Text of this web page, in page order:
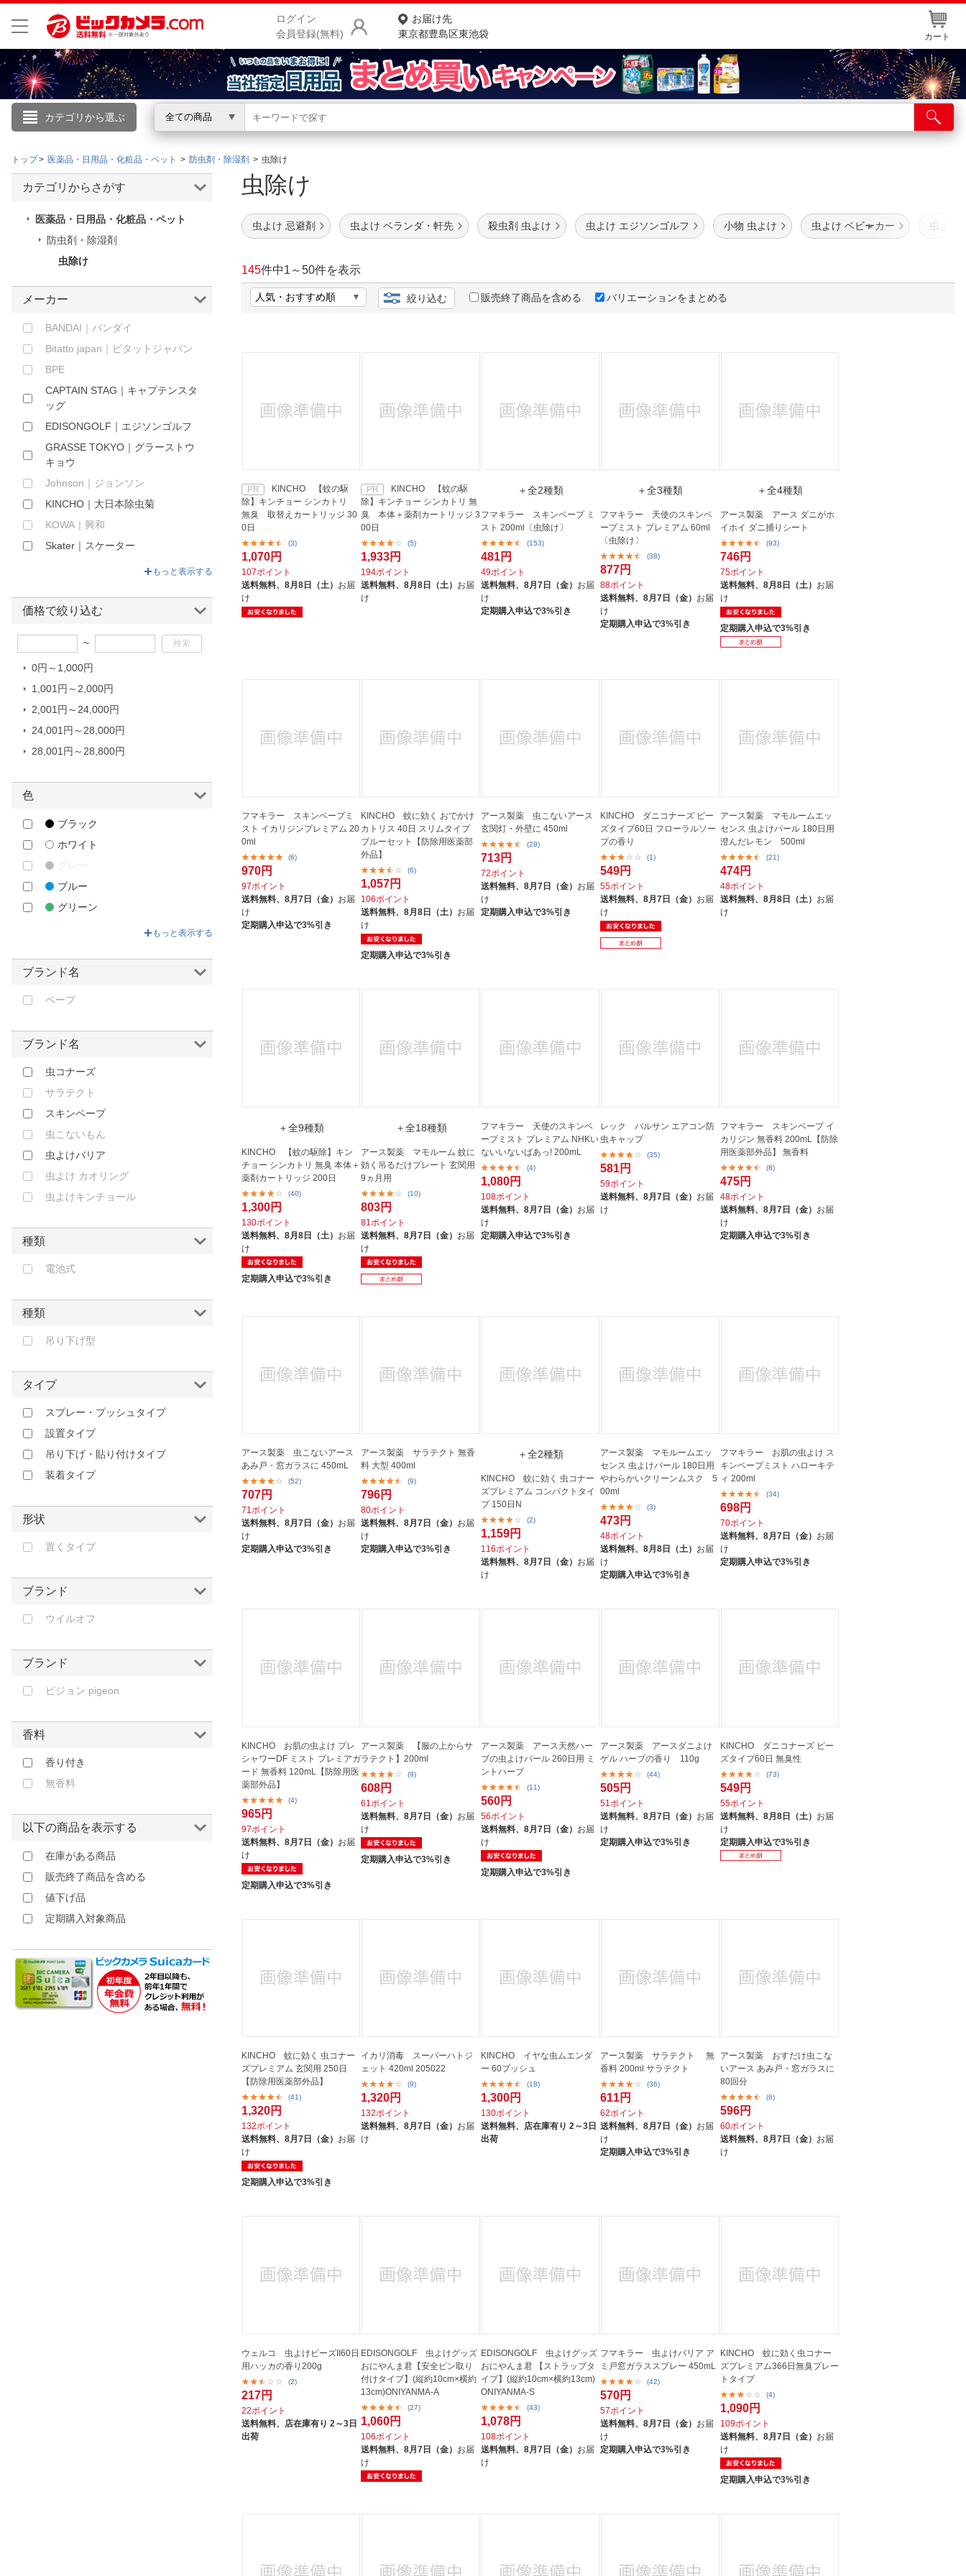
ログイン
会員登録(無料)
お届け先
東京都豊島区東池袋
カート
カテゴリから選ぶ 全ての商品
こんにちは
ログイン
ご利用ガイド
店舗情報・店舗一覧
トップ 医薬品・日用品・化粧品・ペット 防虫剤・除湿剤 虫除け
虫除け
虫よけ 忌避剤 虫よけ ベランダ・軒先 殺虫剤 虫よけ 虫よけ エジソンゴルフ 小物 虫よけ 虫よけ ベビーカー 虫よけ
145件中1 ～50件を表示
絞り込む 販売終了商品を含める バリエーションをまとめる
PR
KINCHO 【蚊の駆
除】キンチョー シンカトリ
無臭 取替えカートリッジ 30
0日
(3)
1,070円
107ポイント
送料無料、 8月8日（土） お届
け
PR
KINCHO 【蚊の駆
除】キンチョー シンカトリ 無
臭 本体＋薬剤カートリッジ 3
00日
(5)
1,933円
194ポイント
送料無料、8月8日（土） お届
け
＋全2種類
フマキラー スキンベープ ミ
スト 200ml〔虫除け〕
(153)
481円
49ポイント
送料無料、 8月7日（金） お届
け
定期購入申込で3%引き
＋全3種類
フマキラー 天使のスキンベ
ープミスト プレミアム 60ml
〔虫除け〕
(38)
877円
88ポイント
送料無料、8月7日（金） お届
け
定期購入申込で3%引き
＋全4種類
アース製薬 アース ダニがホ
イホイ ダニ捕りシート
(93)
746円
75ポイント
送料無料、 8月8日（土） お届
け
定期購入申込で3%引き
フマキラー スキンベープミ
スト イカリジンプレミアム 20
0ml
(6)
970円
97ポイント
送料無料、 8月7日（金） お届
け
定期購入申込で3%引き
KINCHO 蚊に効く おでかけ
カトリス 40日 スリムタイプ
ブルーセット【防除用医薬部
外品】
(6)
1,057円
106ポイント
送料無料、8月8日（土） お届
け
定期購入申込で3%引き
アース製薬 虫こないアース
玄関灯・外壁に 450ml
(29)
713円
72ポイント
送料無料、 8月7日（金） お届
け
定期購入申込で3%引き
KINCHO ダニコナーズ ビー
ズタイプ60日 フローラルソー
プの香り
(1)
549円
55ポイント
送料無料、8月7日（金） お届
け
アース製薬 マモルームエッ
センス 虫よけパール 180日用
澄んだレモン 500ml
(21)
474円
48ポイント
送料無料、 8月8日（土） お届
け
＋全9種類
KINCHO 【蚊の駆除】キン
チョー シンカトリ 無臭 本体＋
薬剤カートリッジ 200日
(40)
1,300円
130ポイント
送料無料、 8月8日（土） お届
け
定期購入申込で3%引き
＋全18種類
アース製薬 マモルーム 蚊に
効く吊るだけプレート 玄関用
9ヵ月用
(10)
803円
81ポイント
送料無料、8月7日（金） お届
け
フマキラー 天使のスキンベ
ープミスト プレミアム NHKい
ないいないばあっ! 200mL
(4)
1,080円
108ポイント
送料無料、 8月7日（金） お届
け
定期購入申込で3%引き
レック バルサン エアコン防
虫キャップ
(35)
581円
59ポイント
送料無料、8月7日（金） お届
け
フマキラー スキンベープ イ
カリジン 無香料 200mL【防除
用医薬部外品】 無香料
(8)
475円
48ポイント
送料無料、 8月7日（金） お届
け
定期購入申込で3%引き
アース製薬 虫こないアース
あみ戸・窓ガラスに 450mL
(52)
707円
71ポイント
送料無料、 8月7日（金） お届
け
定期購入申込で3%引き
アース製薬 サラテクト 無香
料 大型 400ml
(9)
796円
80ポイント
送料無料、8月7日（金） お届
け
定期購入申込で3%引き
＋全2種類
KINCHO 蚊に効く 虫コナー
ズプレミアム コンパクトタイ
プ 150日N
(2)
1,159円
116ポイント
送料無料、 8月7日（金） お届
け
アース製薬 マモルームエッ
センス 虫よけパール 180日用
やわらかいクリーンムスク 5
00ml
(3)
473円
48ポイント
送料無料、8月8日（土） お届
け
定期購入申込で3%引き
フマキラー お肌の虫よけ ス
キンベープミスト ハローキテ
ィ 200ml
(34)
698円
70ポイント
送料無料、 8月7日（金） お届
け
定期購入申込で3%引き
KINCHO お肌の虫よけ プレ
シャワーDF ミスト プレミアガ
ード 無香料 120mL【防除用医
薬部外品】
(4)
965円
97ポイント
送料無料、 8月7日（金） お届
け
定期購入申込で3%引き
アース製薬 【服の上からサ
ラテクト】200ml
(9)
608円
61ポイント
送料無料、8月7日（金） お届
け
定期購入申込で3%引き
アース製薬 アース天然ハー
ブの虫よけパール 260日用 ミ
ントハーブ
(11)
560円
56ポイント
送料無料、 8月7日（金） お届
け
定期購入申込で3%引き
アース製薬 アースダニよけ
ゲル ハーブの香り 110g
(44)
505円
51ポイント
送料無料、8月7日（金） お届
け
定期購入申込で3%引き
KINCHO ダニコナーズ ビー
ズタイプ60日 無臭性
(73)
549円
55ポイント
送料無料、 8月8日（土） お届
け
定期購入申込で3%引き
KINCHO 蚊に効く 虫コナー
ズプレミアム 玄関用 250日
【防除用医薬部外品】
(41)
1,320円
132ポイント
送料無料、 8月7日（金） お届
け
定期購入申込で3%引き
イカリ消毒 スーパーハトジ
ェット 420ml 205022
(9)
1,320円
132ポイント
送料無料、8月7日（金） お届
け
KINCHO イヤな虫ムエンダ
ー 60プッシュ
(18)
1,300円
130ポイント
送料無料、 店在庫有り 2～3日
出荷
アース製薬 サラテクト 無
香料 200ml サラテクト
(36)
611円
62ポイント
送料無料、8月7日（金） お届
け
定期購入申込で3%引き
アース製薬 おすだけ虫こな
いアース あみ戸・窓ガラスに
80回分
(6)
596円
60ポイント
送料無料、 8月7日（金） お届
け
ウェルコ 虫よけビーズII60日
用ハッカの香り200g
(2)
217円
22ポイント
送料無料、 店在庫有り 2～3日
出荷
EDISONGOLF 虫よけグッズ
おにやんま君【安全ピン取り
付けタイプ】(縦約10cm×横約
13cm)ONIYANMA-A
(27)
1,060円
106ポイント
送料無料、8月7日（金） お届
け
EDISONGOLF 虫よけグッズ
おにやんま君 【ストラップタ
イプ】(縦約10cm×横約13cm)
ONIYANMA-S
(43)
1,078円
108ポイント
送料無料、 8月7日（金） お届
け
フマキラー 虫よけバリア ア
ミ戸窓ガラススプレー 450mL
(42)
570円
57ポイント
送料無料、8月7日（金） お届
け
定期購入申込で3%引き
KINCHO 蚊に効く虫コナー
ズプレミアム366日無臭プレー
トタイプ
(4)
1,090円
109ポイント
送料無料、 8月7日（金） お届
け
定期購入申込で3%引き
カテゴリからさがす
医薬品・日用品・化粧品・ペット
防虫剤・除湿剤
虫除け
メーカー
BANDAI｜バンダイ
Bitatto japan｜ビタットジャパン
BPE
CAPTAIN STAG｜キャプテンスタ
ッグ
EDISONGOLF｜エジソンゴルフ
GRASSE TOKYO｜グラーストウ
キョウ
Johnson｜ジョンソン
KINCHO｜大日本除虫菊
KOWA｜興和
Skater｜スケーター
アイメディア｜AIMEDIA
Group Foods
アース・バイオケミカル
アース製薬｜Earth
イカリ消毒｜IKARI
ウェルコ｜WELCO
カメヤマ｜Kameyama
キシマ｜KISHIMA
PHARMA
サンタン｜Santan
サンライン｜SUNLINE
スマイル｜SMILE
タジマヤ｜Tajimaya
テイコクファルマケア｜TEIKOKU
バンダイ クレアボーテ｜
CreerBeaute
ビッグバイオ｜Big Bio
ファインジャパン｜Fine JAPAN
フォーシーズHD｜4Cs HD
ムース｜MOOSE
ラクール製薬｜Rakool
レック｜LEC
三菱アルミニウム｜Mitsubisi
Aluminum
原田産業｜HARADA
国際衛生｜KOKUSAI EISEI
大洋製薬｜Taiyo Pharmaceutical
東洋化学｜TOYO KAGAKU
桐灰化学｜Kiribai
池田模範堂｜IKEDA MOHANDO
河島製作所｜KAWASHIMA
INDUSTRIES
浅田飴｜ASADAAME
資生堂薬品｜SHISEIDO
高芝ギムネ製作所｜TAKASHIBA
もっと表示する
価格で絞り込む
~
0円～1,000円
1,001円～2,000円
2,001円～24,000円
24,001円～28,000円
28,001円～28,800円
色
ブラック
ホワイト
グレー
ブルー
グリーン
ゴールド
レッド
ピンク
パープル
クリア
その他
もっと表示する
ブランド名
ベープ
ブランド名
虫コナーズ
サラテクト
スキンベープ
虫こないもん
虫よけバリア
虫よけ カオリング
虫よけキンチョール
種類
電池式
種類
吊り下げ型
タイプ
スプレー・プッシュタイプ
設置タイプ
吊り下げ・貼り付けタイプ
装着タイプ
形状
置くタイプ
ブランド
ウイルオフ
ブランド
ピジョン pigeon
香料
香り付き
無香料
以下の商品を表示する
在庫がある商品
販売終了商品を含める
値下げ品
定期購入対象商品